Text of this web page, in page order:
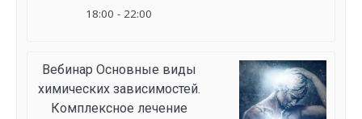
18:00 - 22:00
Вебинар Основные виды
химических зависимостей.
Комплексное лечение